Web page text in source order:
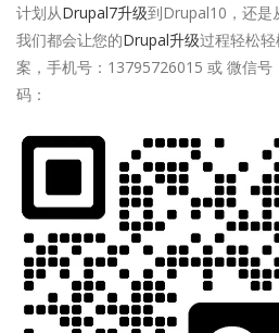
计划从Drupal7升级到Drupal10，还是
我们都会让您的Drupal升级过程轻松
案，手机号：13795726015 或 微信
码：